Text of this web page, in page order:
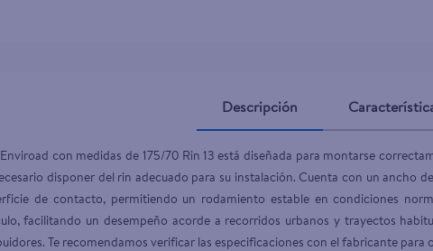
Descripción
con medidas de 175/70 Rin 13 está diseñada para montarse
disponer del rin adecuado para su instalación. Cuenta con un ancho
de contacto, permitiendo un rodamiento estable en condiciones
facilitando un desempeño acorde a recorridos urbanos y trayectos
Te recomendamos verificar las especificaciones con el fabricante para